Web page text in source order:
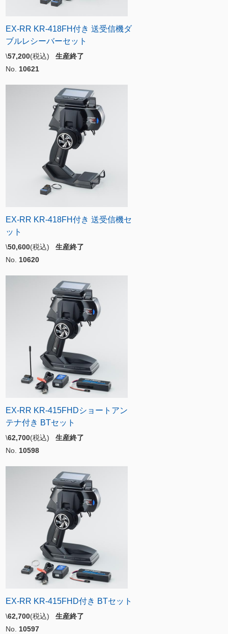
EX-RR KR-418FH付き 送受信機ダ
ブルレシーバーセット
\57,200(税込) 生産終了
No. 10621
EX-RR KR-418FH付き 送受信機セ
ット
\50,600(税込) 生産終了
No. 10620
EX-RR KR-415FHDショートアン
テナ付き BTセット
\62,700(税込) 生産終了
No. 10598
EX-RR KR-415FHD付き BTセット
\62,700(税込) 生産終了
No. 10597